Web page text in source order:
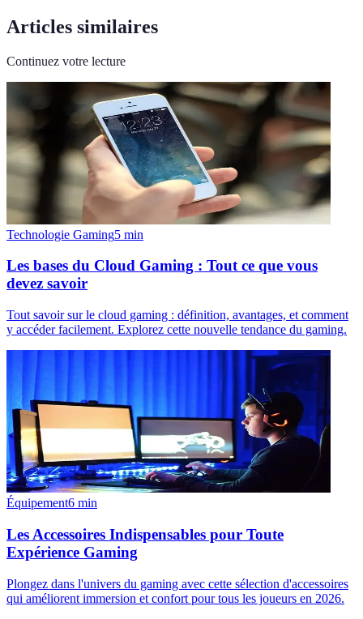
Articles similaires
Continuez votre lecture
Technologie Gaming5 min
Les bases du Cloud Gaming : Tout ce que vous
devez savoir
Tout savoir sur le cloud gaming : définition, avantages, et comment
y accéder facilement. Explorez cette nouvelle tendance du gaming.
Équipement6 min
Les Accessoires Indispensables pour Toute
Expérience Gaming
Plongez dans l'univers du gaming avec cette sélection d'accessoires
qui améliorent immersion et confort pour tous les joueurs en 2026.